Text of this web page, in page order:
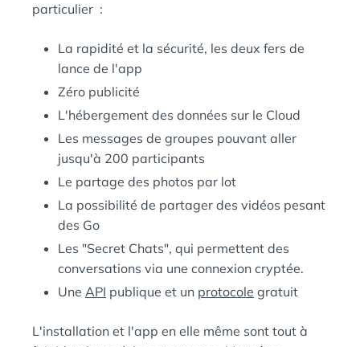
particulier :
La rapidité et la sécurité, les deux fers de
lance de l'app
Zéro publicité
L'hébergement des données sur le Cloud
Les messages de groupes pouvant aller
jusqu'à 200 participants
Le partage des photos par lot
La possibilité de partager des vidéos pesant
des Go
Les "Secret Chats", qui permettent des
conversations via une connexion cryptée.
Une API publique et un protocole gratuit
L'installation et l'app en elle même sont tout à